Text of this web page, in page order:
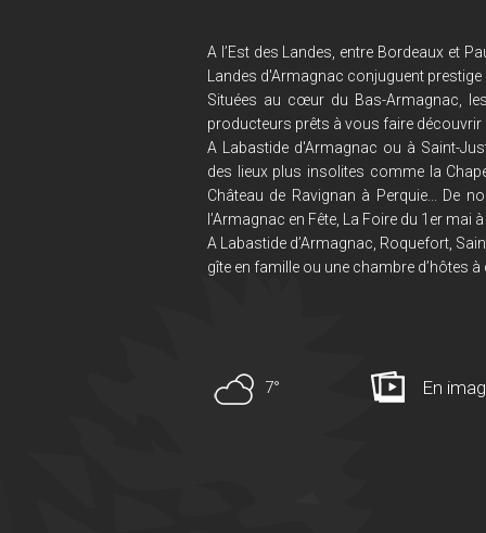
A l’Est des Landes, entre Bordeaux et
Landes d'Armagnac conjuguent
Situées au cœur du Bas-Armagnac,
producteurs prêts à vous faire découvrir
A Labastide d'Armagnac ou à Saint-
des lieux plus insolites comme la
Château de Ravignan à Perquie... De
l’Armagnac en Fête, La Foire du 1er mai
A Labastide d’Armagnac, Roquefort,
gîte en famille ou une chambre d’hôtes
7° En